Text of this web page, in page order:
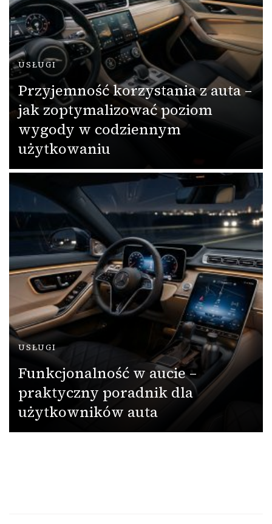
USŁUGI
Przyjemność korzystania z auta –
jak zoptymalizować poziom
wygody w codziennym
użytkowaniu
USŁUGI
Funkcjonalność w aucie –
praktyczny poradnik dla
użytkowników auta